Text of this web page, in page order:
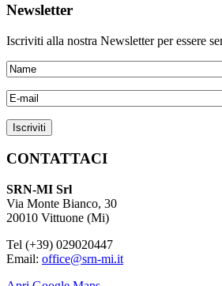
Newsletter
Iscriviti alla nostra Newsletter per essere
CONTATTACI
SRN-MI Srl
Via Monte Bianco, 30
20010 Vittuone (Mi)
Tel (+39) 029020447
Email: office@srn-mi.it